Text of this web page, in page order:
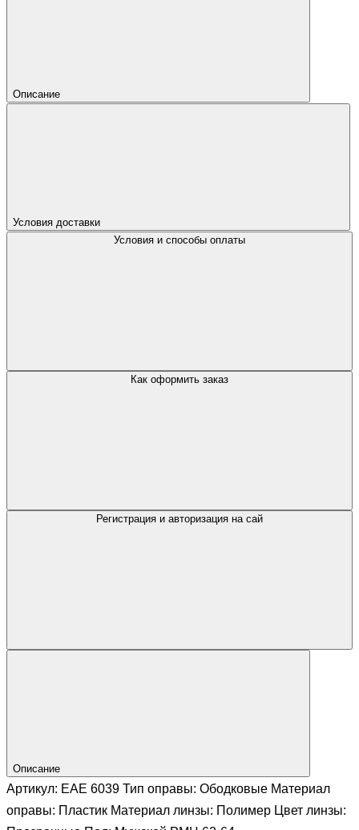
Описание
Условия доставки
Условия и способы оплаты
Как оформить заказ
Регистрация и авторизация на сай
Описание
Артикул: ЕАЕ 6039 Тип оправы: Ободковые Материал
оправы: Пластик Материал линзы: Полимер Цвет линзы: